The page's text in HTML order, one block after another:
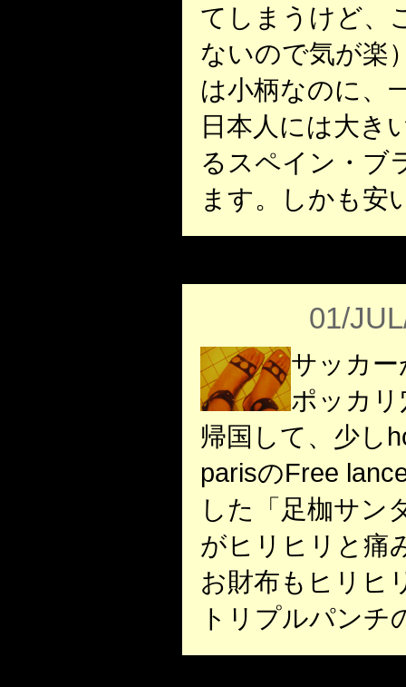
てしまうけど、
ないので気が楽
は小柄なのに、
日本人には大き
るスペイン・ブ
ます。しかも安
01/
サッカ
ポッカ
帰国して、少
parisのFree
した「足枷サン
がヒリヒリと痛
お財布もヒリヒ
トリプルパンチ